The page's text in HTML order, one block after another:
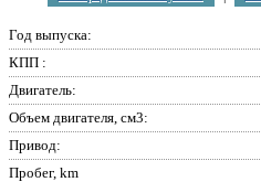
Год выпуска:
КПП :
Двигатель:
Объем двигателя, см3:
Привод:
Пробег, km